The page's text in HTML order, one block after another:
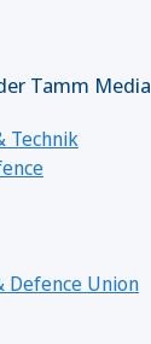
Tamm Media
Technik
Defence Union